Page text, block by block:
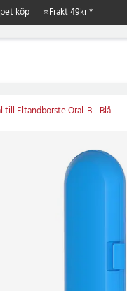
köp ⭐Frakt 49kr *
till Eltandborste Oral-B - Blå